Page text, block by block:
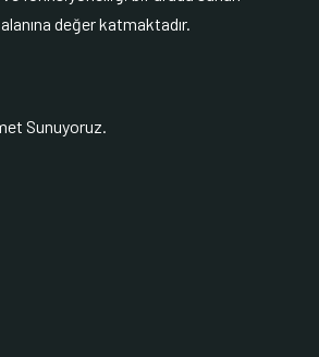
değer katmaktadır.
Sunuyoruz.